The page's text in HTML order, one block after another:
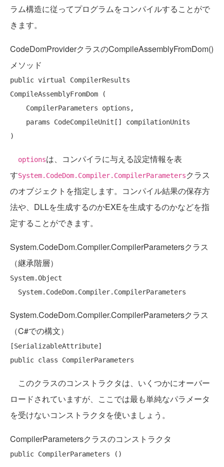
ラム構造に従ってプログラムをコンパイルすることがで
きます。
CodeDomProviderクラスのCompileAssemblyFromDom()
メソッド
public virtual CompilerResults
CompileAssemblyFromDom (
params CodeCompileUnit[] compilationUnits
optionsは、コンパイラに与える設定情報を表
すSystem.CodeDom.Compiler.CompilerParametersクラス
のオブジェクトを指定します。コンパイル結果の保存方
法や、DLLを生成するのかEXEを生成するのかなどを指
定することができます。
System.CodeDom.Compiler.CompilerParametersクラス
（継承階層）
System.Object
System.CodeDom.Compiler.CompilerParametersクラス
（C#での構文）
public class
このクラスのコンストラクタは、いくつかにオーバー
ロードされていますが、ここでは最も単純なパラメータ
を受けないコンストラクタを使いましょう。
CompilerParametersクラスのコンストラクタ
public